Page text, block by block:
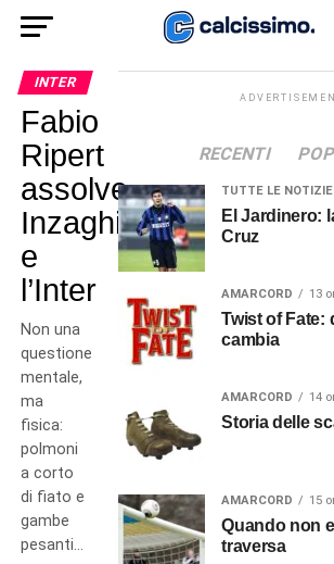
INTER
Fabio
Ripert
assolve
Inzaghi
e
l’Inter
Non una
questione
mentale,
ma
fisica:
polmoni
a corto
di fiato e
gambe
pesanti…
RECENTI
TUTTE LE NOTIZIE
El Jardinero:
Cruz
AMARCORD 13
Twist of Fate:
cambia
AMARCORD 14
Storia delle
AMARCORD 15
Quando non
traversa